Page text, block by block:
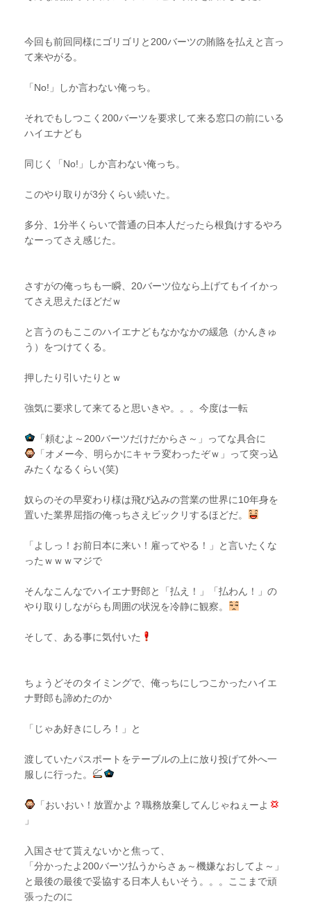
今回も前回同様にゴリゴリと200バーツの賄賂を払えと言っ
て来やがる。
「No!」しか言わない俺っち。
それでもしつこく200バーツを要求して来る窓口の前にいる
ハイエナども
同じく「No!」しか言わない俺っち。
このやり取りが3分くらい続いた。
多分、1分半くらいで普通の日本人だったら根負けするやろ
なーってさえ感じた。
さすがの俺っちも一瞬、20バーツ位なら上げてもイイかっ
てさえ思えたほどだｗ
と言うのもここのハイエナどもなかなかの緩急（かんきゅ
う）をつけてくる。
押したり引いたりとｗ
強気に要求して来てると思いきや。。。今度は一転
「頼むよ～200バーツだけだからさ～」ってな具合に
「オメー今、明らかにキャラ変わったぞｗ」って突っ込
みたくなるくらい(笑)
奴らのその早変わり様は飛び込みの営業の世界に10年身を
置いた業界屈指の俺っちさえビックリするほどだ。
「よしっ！お前日本に来い！雇ってやる！」と言いたくな
ったｗｗｗマジで
そんなこんなでハイエナ野郎と「払え！」「払わん！」の
やり取りしながらも周囲の状況を冷静に観察。
そして、ある事に気付いた
ちょうどそのタイミングで、俺っちにしつこかったハイエ
ナ野郎も諦めたのか
「じゃあ好きにしろ！」と
渡していたパスポートをテーブルの上に放り投げて外へ一
服しに行った。
「おいおい！放置かよ？職務放棄してんじゃねぇーよ
」
入国させて貰えないかと焦って、
「分かったよ200バーツ払うからさぁ～機嫌なおしてよ～」
と最後の最後で妥協する日本人もいそう。。。ここまで頑
張ったのに